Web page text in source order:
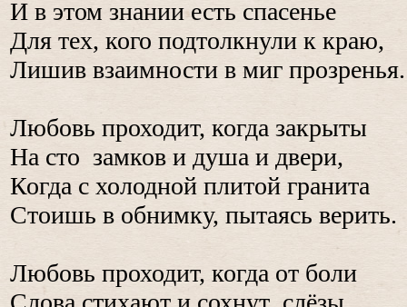
И в этом знании есть спасенье
Для тех, кого подтолкнули к краю,
Лишив взаимности в миг прозренья.
Любовь проходит, когда закрыты
На сто замков и душа и двери,
Когда с холодной плитой гранита
Стоишь в обнимку, пытаясь верить.
Любовь проходит, когда от боли